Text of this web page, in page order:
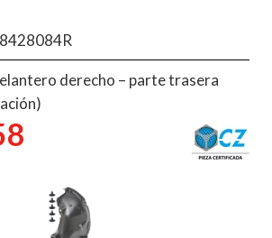
derecho – parte trasera